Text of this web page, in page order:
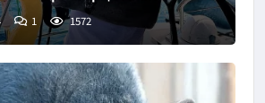
1 1572